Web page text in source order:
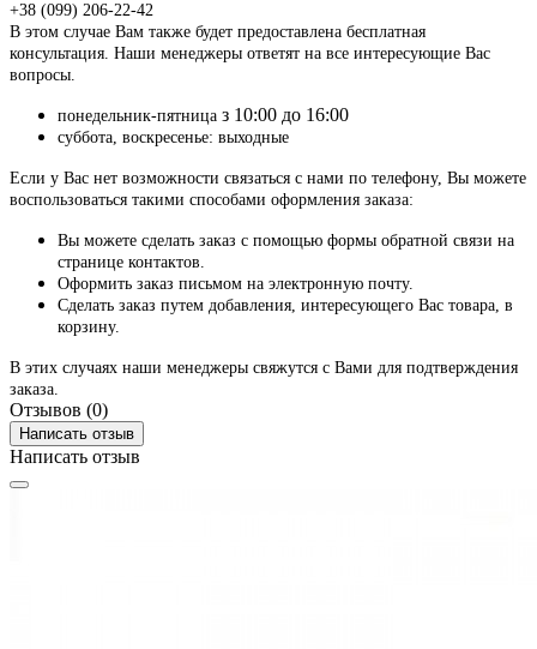
+38 (099) 206-22-42
В этом случае Вам также будет предоставлена бесплатная
консультация. Наши менеджеры ответят на все интересующие Вас
вопросы.
понедельник-пятница з 10:00 до 16:00
суббота, воскресенье: выходные
Если у Вас нет возможности связаться с нами по телефону, Вы можете
воспользоваться такими способами оформления заказа:
Вы можете сделать заказ с помощью формы обратной связи на
странице контактов.
Оформить заказ письмом на электронную почту.
Сделать заказ путем добавления, интересующего Вас товара, в
корзину.
В этих случаях наши менеджеры свяжутся с Вами для подтверждения
заказа.
Отзывов (0)
Написать отзыв
Написать отзыв